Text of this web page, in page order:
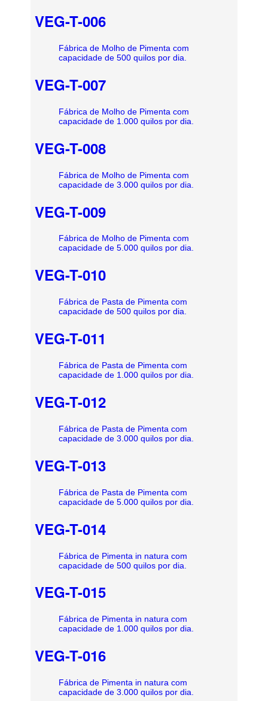
VEG-T-006
Fábrica de Molho de Pimenta com
capacidade de 500 quilos por dia.
VEG-T-007
Fábrica de Molho de Pimenta com
capacidade de 1.000 quilos por dia.
VEG-T-008
Fábrica de Molho de Pimenta com
capacidade de 3.000 quilos por dia.
VEG-T-009
Fábrica de Molho de Pimenta com
capacidade de 5.000 quilos por dia.
VEG-T-010
Fábrica de Pasta de Pimenta com
capacidade de 500 quilos por dia.
VEG-T-011
Fábrica de Pasta de Pimenta com
capacidade de 1.000 quilos por dia.
VEG-T-012
Fábrica de Pasta de Pimenta com
capacidade de 3.000 quilos por dia.
VEG-T-013
Fábrica de Pasta de Pimenta com
capacidade de 5.000 quilos por dia.
VEG-T-014
Fábrica de Pimenta in natura com
capacidade de 500 quilos por dia.
VEG-T-015
Fábrica de Pimenta in natura com
capacidade de 1.000 quilos por dia.
VEG-T-016
Fábrica de Pimenta in natura com
capacidade de 3.000 quilos por dia.